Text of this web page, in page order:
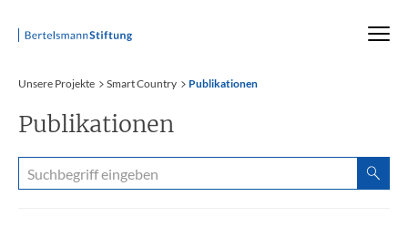
Startseite
Unsere Projekte Smart Country Publikationen
Publikationen